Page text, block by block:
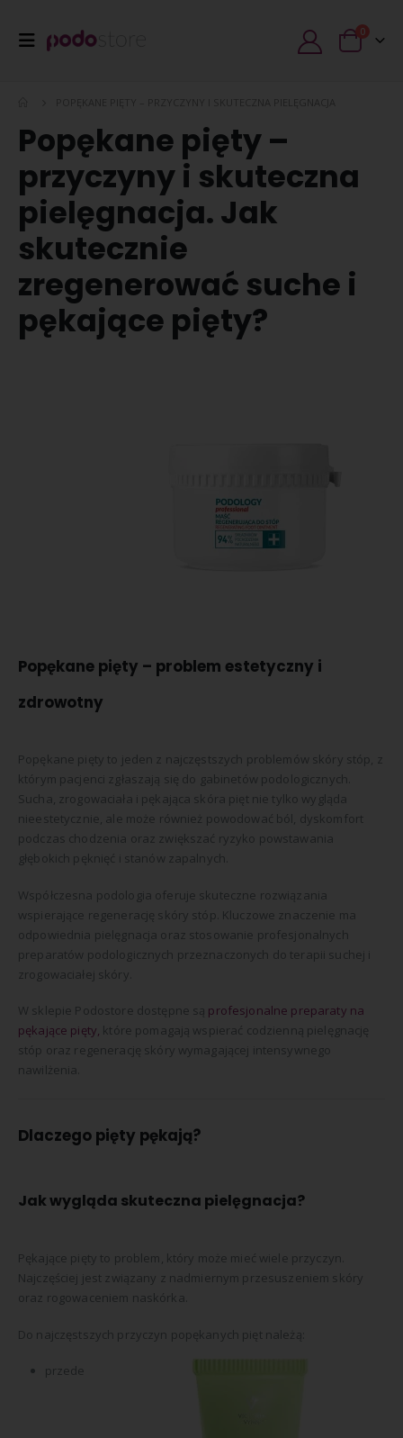
0
Popękane pięty –
przyczyny i skuteczna
pielęgnacja. Jak
skutecznie
zregenerować suche i
pękające pięty?
Popękane pięty – problem estetyczny i
zdrowotny
Popękane pięty to jeden z najczęstszych problemów skóry stóp, z
którym pacjenci zgłaszają się do gabinetów podologicznych.
Sucha, zrogowaciała i pękająca skóra pięt nie tylko wygląda
nieestetycznie, ale może również powodować ból, dyskomfort
podczas chodzenia oraz zwiększać ryzyko powstawania
głębokich pęknięć i stanów zapalnych.
Współczesna podologia oferuje skuteczne rozwiązania
wspierające regenerację skóry stóp. Kluczowe znaczenie ma
odpowiednia pielęgnacja oraz stosowanie profesjonalnych
preparatów podologicznych przeznaczonych do terapii suchej i
zrogowaciałej skóry.
W sklepie Podostore dostępne są profesjonalne preparaty na
pękające pięty, które pomagają wspierać codzienną pielęgnację
stóp oraz regenerację skóry wymagającej intensywnego
nawilżenia.
Dlaczego pięty pękają?
Jak wygląda skuteczna pielęgnacja?
Pękające pięty to problem, który może mieć wiele przyczyn.
Najczęściej jest związany z nadmiernym przesuszeniem skóry
oraz rogowaceniem naskórka.
Do najczęstszych przyczyn popękanych pięt należą:
przede